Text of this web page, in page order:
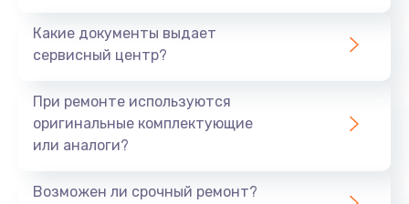
Какие документы выдает
сервисный центр?
При ремонте используются
оригинальные комплектующие
или аналоги?
Возможен ли срочный ремонт?